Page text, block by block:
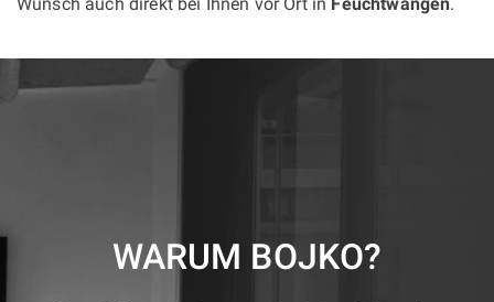
WARUM BOJKO?